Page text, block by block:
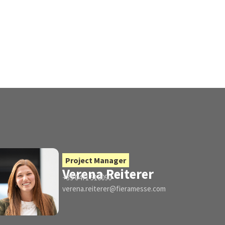
Project Manager
Verena Reiterer
+39 0471 516090
verena.reiterer@fieramesse.com